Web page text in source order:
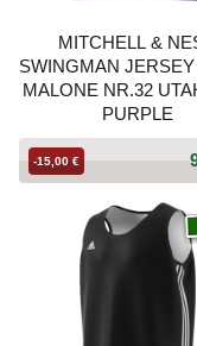
MITCHELL &
SWINGMAN
MALONE NR.32
PURPLE
-15,00 €